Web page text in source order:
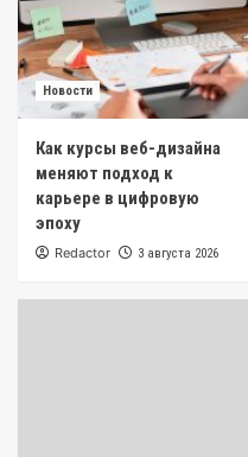
Новости
Как курсы веб-дизайна
меняют подход к
карьере в цифровую
эпоху
Redactor 3 августа 2026